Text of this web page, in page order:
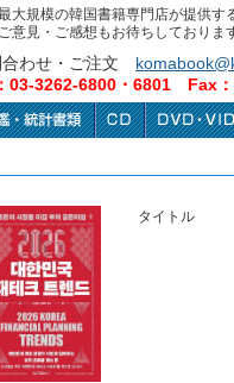
大規模の韓国書籍専門店が提供
意見・ご感想もお待ちしておりま
合わせ・ご注文
03-3262-6800・6801 Fax
タイトル